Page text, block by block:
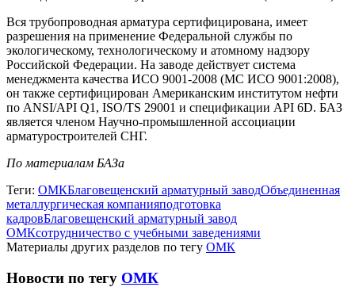
Вся трубопроводная арматура сертифицирована, имеет
разрешения на применение Федеральной службы по
экологическому, технологическому и атомному надзору
Российской Федерации. На заводе действует система
менеджмента качества ИСО 9001-2008 (МС ИСО 9001:2008),
он также сертифицирован Американским институтом нефти
по ANSI/API Q1, ISO/TS 29001 и спецификации API 6D. БАЗ
является членом Научно-промышленной ассоциации
арматуростроителей СНГ.
По материалам БАЗа
Теги: ОМКБлаговещенский арматурный заводОбъединенная
металлургическая компанияподготовка
кадровБлаговещенский арматурный завод
ОМКсотрудничество с учебными заведениями
Материалы других разделов по тегу ОМК
Новости по тегу ОМК